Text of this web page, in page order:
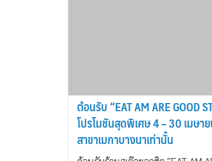
ต้อนรับ “EAT AM ARE GOOD
โปรโมชันสุดพิเศษ 4 – 30 เมษา
สาขาเมกาบางนาเท่านั้น